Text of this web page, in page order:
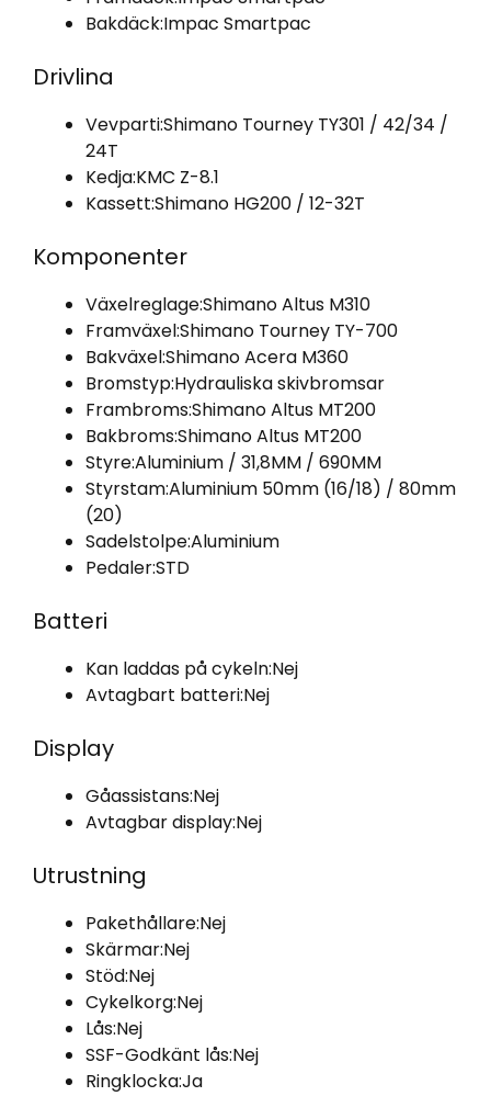
Bakdäck:Impac Smartpac
Drivlina
Vevparti:Shimano Tourney TY301 / 42/34 /
24T
Kedja:KMC Z-8.1
Kassett:Shimano HG200 / 12-32T
Komponenter
Växelreglage:Shimano Altus M310
Framväxel:Shimano Tourney TY-700
Bakväxel:Shimano Acera M360
Bromstyp:Hydrauliska skivbromsar
Frambroms:Shimano Altus MT200
Bakbroms:Shimano Altus MT200
Styre:Aluminium / 31,8MM / 690MM
Styrstam:Aluminium 50mm (16/18) / 80mm
(20)
Sadelstolpe:Aluminium
Pedaler:STD
Batteri
Kan laddas på cykeln:Nej
Avtagbart batteri:Nej
Display
Gåassistans:Nej
Avtagbar display:Nej
Utrustning
Pakethållare:Nej
Skärmar:Nej
Stöd:Nej
Cykelkorg:Nej
Lås:Nej
SSF-Godkänt lås:Nej
Ringklocka:Ja